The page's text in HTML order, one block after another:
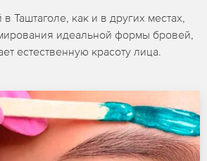
Таштаголе, как и в других местах,
идеальной формы бровей,
естественную красоту лица.